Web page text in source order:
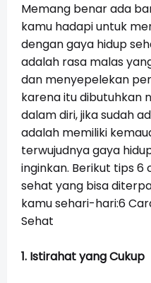
Memang benar ada
kamu hadapi untuk
dengan gaya hidup
adalah rasa malas
dan menyepelekan
karena itu dibutuhkan
dalam diri, jika sudah
adalah memiliki
terwujudnya gaya
inginkan. Berikut tips
sehat yang bisa
kamu sehari-hari:6
Sehat
1. Istirahat yang Cukup